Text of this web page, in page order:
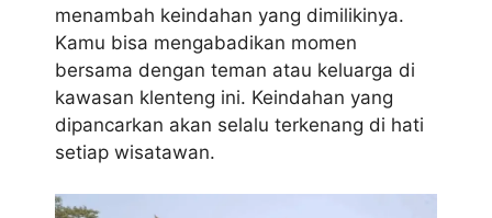
menambah keindahan yang dimilikinya.
Kamu bisa mengabadikan momen
bersama dengan teman atau keluarga di
kawasan klenteng ini. Keindahan yang
dipancarkan akan selalu terkenang di hati
setiap wisatawan.